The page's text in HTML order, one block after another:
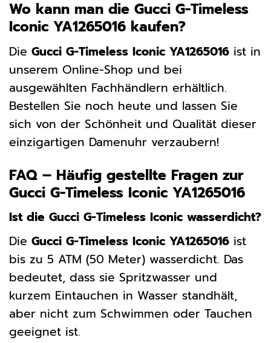
Wo kann man die Gucci G-Timeless
Iconic YA1265016 kaufen?
Die Gucci G-Timeless Iconic YA1265016 ist in
unserem Online-Shop und bei
ausgewählten Fachhändlern erhältlich.
Bestellen Sie noch heute und lassen Sie
sich von der Schönheit und Qualität dieser
einzigartigen Damenuhr verzaubern!
FAQ – Häufig gestellte Fragen zur
Gucci G-Timeless Iconic YA1265016
Ist die Gucci G-Timeless Iconic wasserdicht?
Die Gucci G-Timeless Iconic YA1265016 ist
bis zu 5 ATM (50 Meter) wasserdicht. Das
bedeutet, dass sie Spritzwasser und
kurzem Eintauchen in Wasser standhält,
aber nicht zum Schwimmen oder Tauchen
geeignet ist.